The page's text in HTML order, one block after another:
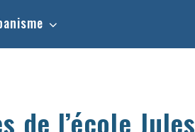
de l’école Jules